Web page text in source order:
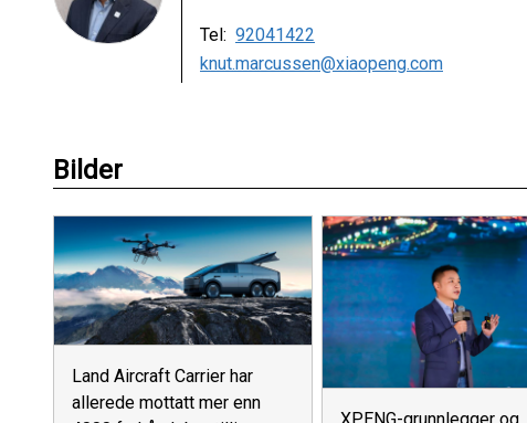
Tel: 92041422
knut.marcussen@xiaopeng.com
Bilder
Land Aircraft Carrier har
allerede mottatt mer enn